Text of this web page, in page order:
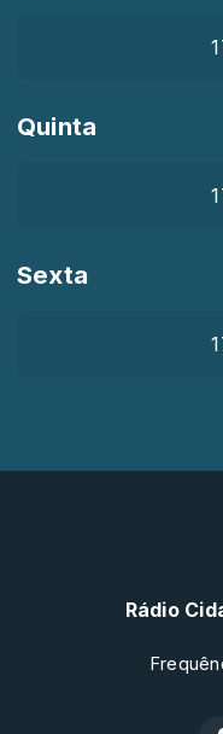
Quinta
Sexta
Rádio